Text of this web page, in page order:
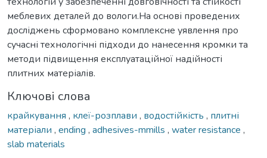
меблевих деталей до вологи.На основі проведених
досліджень сформовано комплексне уявлення про
сучасні технологічні підходи до нанесення кромки та
методи підвищення експлуатаційної надійності
плитних матеріалів.
Ключові слова
крайкування , клеї-розплави , водостійкість , плитні
матеріали , ending , adhesives-mmills , water resistance ,
slab materials